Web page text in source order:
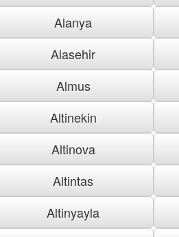
Alanya
Alasehir
Almus
Altinekin
Altinova
Altintas
Altinyayla